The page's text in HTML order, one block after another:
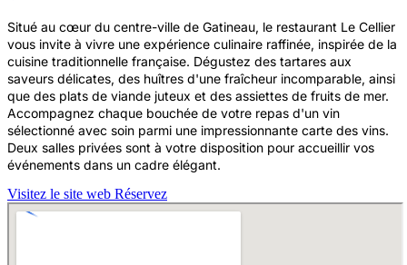
Situé au cœur du centre-ville de Gatineau, le restaurant Le Cellier
vous invite à vivre une expérience culinaire raffinée, inspirée de la
cuisine traditionnelle française. Dégustez des tartares aux
saveurs délicates, des huîtres d'une fraîcheur incomparable, ainsi
que des plats de viande juteux et des assiettes de fruits de mer.
Accompagnez chaque bouchée de votre repas d'un vin
sélectionné avec soin parmi une impressionnante carte des vins.
Deux salles privées sont à votre disposition pour accueillir vos
événements dans un cadre élégant.
Visitez le site web Réservez